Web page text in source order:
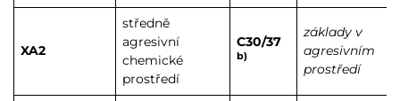
XA2
středně
agresivní
chemické
prostředí
C30/37
b)
základy v
agresivním
prostředí